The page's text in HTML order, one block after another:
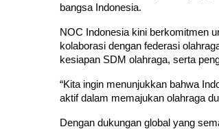
bangsa Indonesia.
NOC Indonesia kini berkomitmen
kolaborasi dengan federasi
kesiapan SDM olahraga, serta
“Kita ingin menunjukkan bahwa
aktif dalam memajukan olahraga
Dengan dukungan global yang